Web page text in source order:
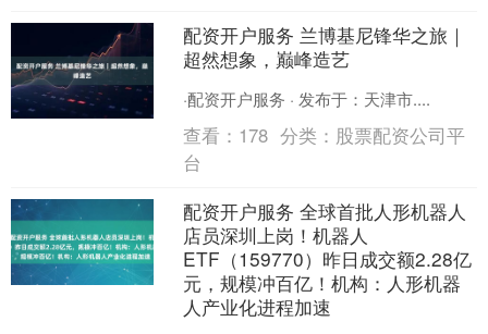
配资开户服务 兰博基尼锋华之旅｜
超然想象，巅峰造艺
·配资开户服务 · 发布于：天津市....
查看： 178 分类： 股票配资公司平
台
配资开户服务 全球首批人形机器人
店员深圳上岗！机器人
ETF（159770）昨日成交额2.28亿
元，规模冲百亿！机构：人形机器
人产业化进程加速